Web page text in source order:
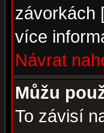
závorkách
více
Návrat
Můžu
To závisí